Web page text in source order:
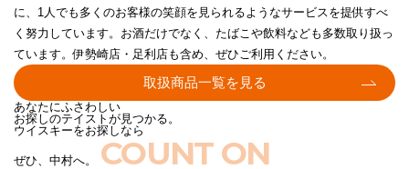
に、1人でも多くのお客様の笑顔を見られるようなサービスを提供すべ
く努力しています。お酒だけでなく、たばこや飲料なども多数取り扱っ
ています。伊勢崎店・足利店も含め、ぜひご利用ください。
取扱商品一覧を見る
あなたにふさわしい
お探しのテイストが見つかる。
ウイスキーをお探しなら
ぜひ、中村へ。 COUNT ON